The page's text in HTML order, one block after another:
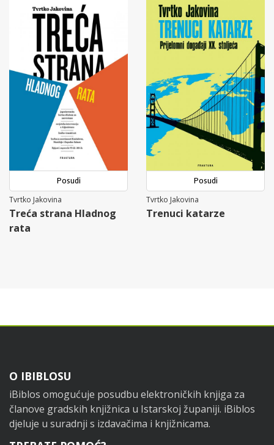
Posudi
Tvrtko Jakovina
Treća strana Hladnog
rata
Posudi
Tvrtko Jakovina
Trenuci katarze
Footer
O IBIBLOSU
iBiblos omogućuje posudbu elektroničkih knjiga za
članove gradskih knjižnica u Istarskoj županiji. iBiblos
djeluje u suradnji s izdavačima i knjižnicama.